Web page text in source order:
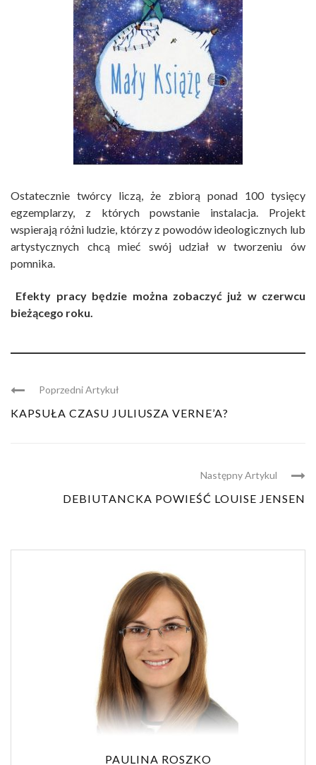
Ostatecznie twórcy liczą, że zbiorą ponad 100 tysięcy
egzemplarzy, z których powstanie instalacja. Projekt
wspierają różni ludzie, którzy z powodów ideologicznych lub
artystycznych chcą mieć swój udział w tworzeniu ów
pomnika.
Efekty pracy będzie można zobaczyć już w czerwcu
bieżącego roku.
Poprzedni Artykuł
KAPSUŁA CZASU JULIUSZA VERNE’A?
Następny Artykul
DEBIUTANCKA POWIEŚĆ LOUISE JENSEN
PAULINA ROSZKO